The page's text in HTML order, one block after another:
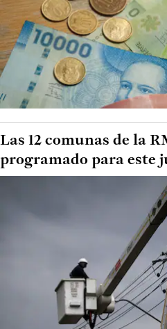
Las 12 comunas de la
programado para este